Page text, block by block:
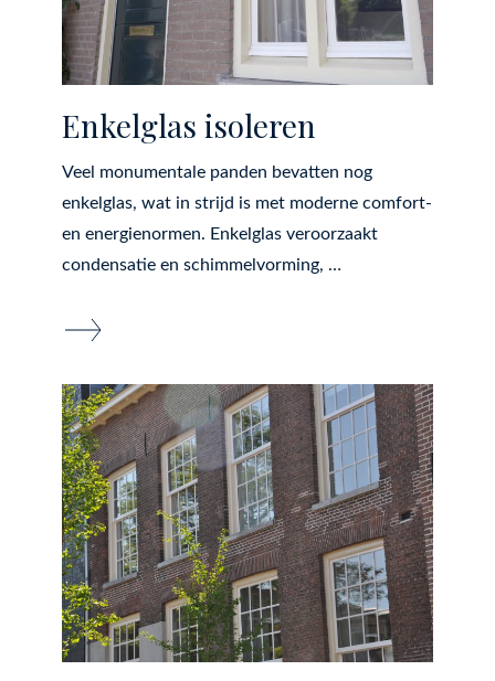
Enkelglas isoleren
Veel monumentale panden bevatten nog
enkelglas, wat in strijd is met moderne comfort-
en energienormen. Enkelglas veroorzaakt
condensatie en schimmelvorming, …